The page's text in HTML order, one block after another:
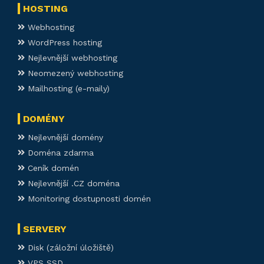
HOSTING
Webhosting
WordPress hosting
Nejlevnější webhosting
Neomezený webhosting
Mailhosting (e-maily)
DOMÉNY
Nejlevnější domény
Doména zdarma
Ceník domén
Nejlevnější .CZ doména
Monitoring dostupnosti domén
SERVERY
Disk (záložní úložiště)